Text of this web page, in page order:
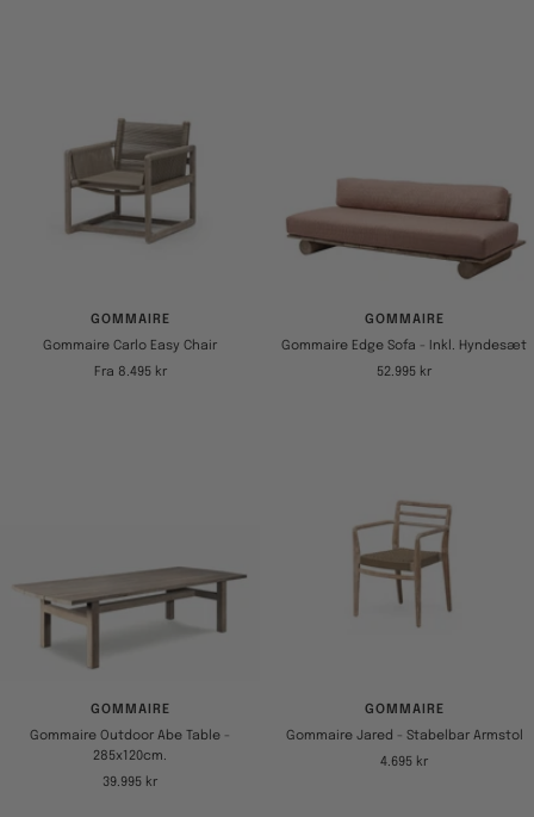
GOMMAIRE
Gommaire Carlo Easy Chair
Tilbudspris
Fra 8.495 kr
GOMMAIRE
Gommaire Edge Sofa - Inkl. Hyndesæt
Tilbudspris
52.995 kr
GOMMAIRE
Gommaire Outdoor Abe Table -
285x120cm.
Tilbudspris
39.995 kr
GOMMAIRE
Gommaire Jared - Stabelbar Armstol
Tilbudspris
4.695 kr